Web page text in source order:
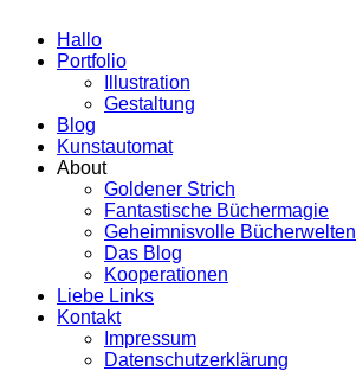
Hallo
Portfolio
Illustration
Gestaltung
Blog
Kunstautomat
About
Goldener Strich
Fantastische Büchermagie
Geheimnisvolle Bücherwelten
Das Blog
Kooperationen
Liebe Links
Kontakt
Impressum
Datenschutzerklärung